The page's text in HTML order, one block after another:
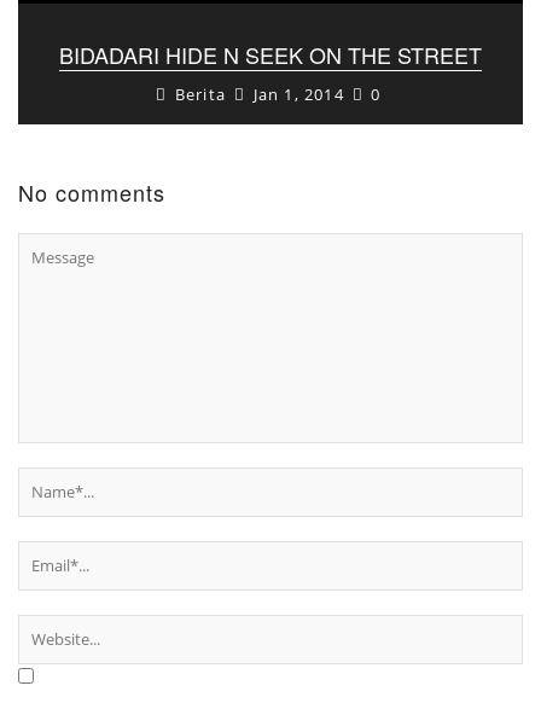
BIDADARI HIDE N SEEK ON THE STREET
Berita Jan 1, 2014 0
No comments